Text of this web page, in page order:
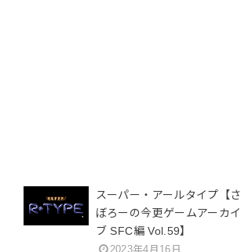
スーパー・アールタイプ【さ
ぼろーの今更ゲームアーカイ
ブ SFC編 Vol.59】
2023年4月16日